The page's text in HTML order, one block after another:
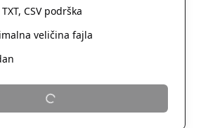
TXT, CSV podrška
veličina fajla